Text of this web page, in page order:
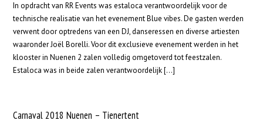
In opdracht van RR Events was estaloca verantwoordelijk voor de
technische realisatie van het evenement Blue vibes. De gasten werden
verwent door optredens van een DJ, danseressen en diverse artiesten
waaronder Joël Borelli. Voor dit exclusieve evenement werden in het
klooster in Nuenen 2 zalen volledig omgetoverd tot feestzalen.
Estaloca was in beide zalen verantwoordelijk [...]
Carnaval 2018 Nuenen – Tienertent